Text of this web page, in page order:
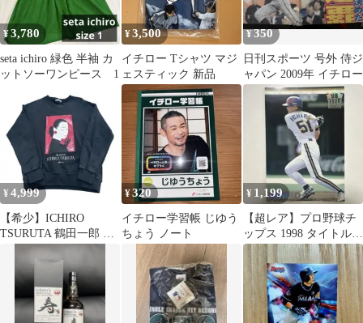
¥3,780
seta ichiro 緑色 半袖 カ
ットソーワンピース 1
¥3,500
イチロー Tシャツ マジ
ェスティック 新品
¥350
日刊スポーツ 号外 侍ジ
ャパン 2009年 イチロー
¥ 4,999
【希少】ICHIRO
TSURUTA 鶴田一郎 T
シャツ スウェット
¥320
イチロー学習帳 じゆう
ちょう ノート
¥ 1,199
【超レア】プロ野球チ
ップス 1998 タイトルホ
ルダー イチロー オリッ
クス